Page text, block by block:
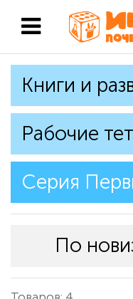
Книги и
Рабочие
Серия
По